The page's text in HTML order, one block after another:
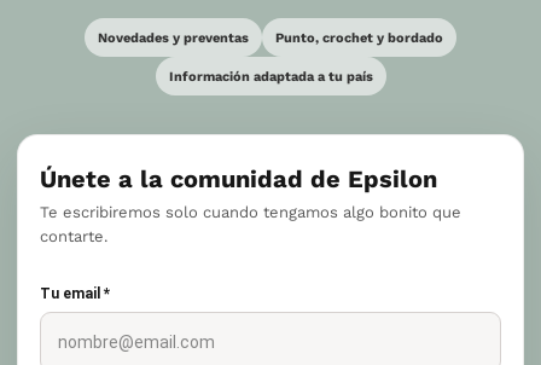
Novedades y preventas Punto, crochet y bordado
Información adaptada a tu país
Únete a la comunidad de Epsilon
Te escribiremos solo cuando tengamos algo bonito que
contarte.
Tu email *